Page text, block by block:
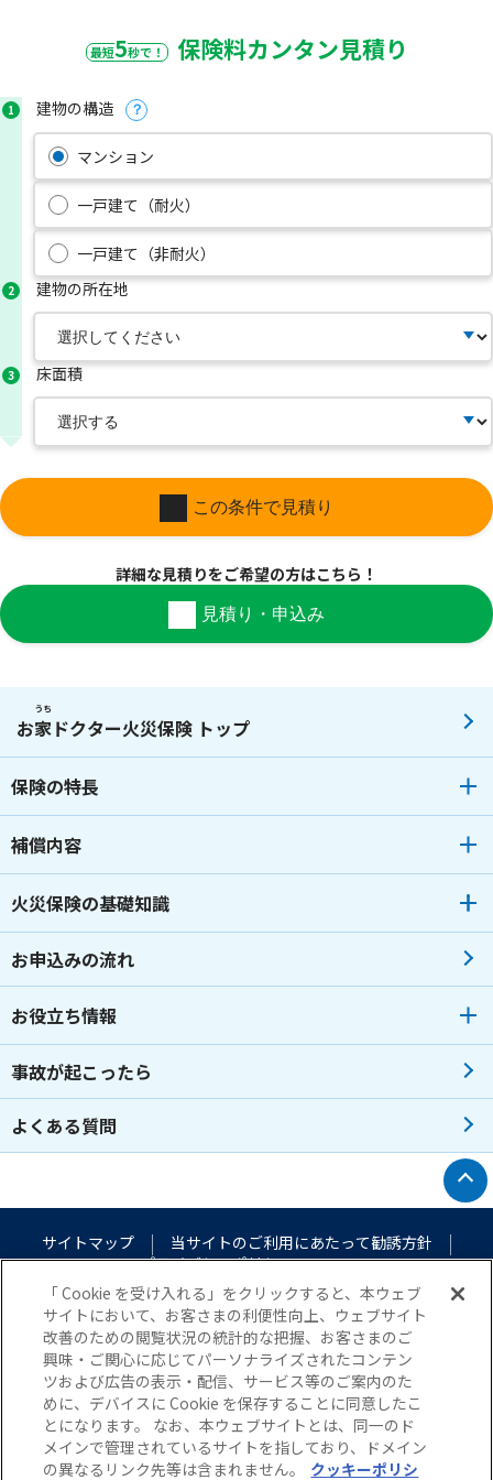
最短5秒で！ 保険料カンタン見積り
1 建物の構造 ？
マンション
一戸建て（耐火）
一戸建て（非耐火）
2 建物の所在地
3 床面積
この条件で見積り
詳細な見積りをご希望の方はこちら！
見積り・申込み
お家
うち
ドクター火災保険 トップ
保険の特長
補償内容
火災保険の基礎知識
お申込みの流れ
お役立ち情報
事故が起こったら
よくある質問
サイトマップ 当サイトのご利用にあたって 勧誘方針
プライバシーポリシー
（個人情報のお取扱いについて）
© Nisshin Fire & Marine Insurance Co.,Ltd. All Rights Reserved.
「 Cookie を受け入れる」をクリックすると、本ウェブ
サイトにおいて、お客さまの利便性向上、ウェブサイト
改善のための閲覧状況の統計的な把握、お客さまのご
興味・ご関心に応じてパーソナライズされたコンテン
ツおよび広告の表示・配信、サービス等のご案内のた
めに、デバイスに Cookie を保存することに同意したこ
とになります。 なお、本ウェブサイトとは、同一のド
メインで管理されているサイトを指しており、ドメイン
の異なるリンク先等は含まれません。
クッキーポリシ